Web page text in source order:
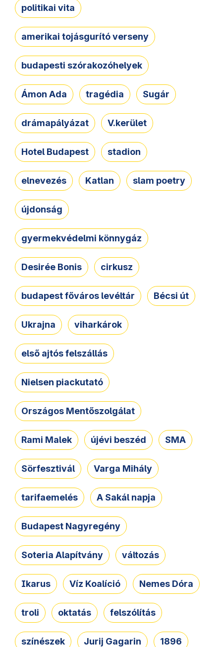
politikai vita
amerikai tojásgurító verseny
budapesti szórakozóhelyek
Ámon Ada tragédia Sugár
drámapályázat V.kerület
Hotel Budapest stadion
elnevezés Katlan slam poetry
újdonság
gyermekvédelmi könnygáz
Desirée Bonis cirkusz
budapest főváros levéltár Bécsi út
Ukrajna viharkárok
első ajtós felszállás
Nielsen piackutató
Országos Mentőszolgálat
Rami Malek újévi beszéd SMA
Sörfesztivál Varga Mihály
tarifaemelés A Sakál napja
Budapest Nagyregény
Soteria Alapítvány változás
Ikarus Víz Koalíció Nemes Dóra
troli oktatás felszólítás
színészek Jurij Gagarin 1896